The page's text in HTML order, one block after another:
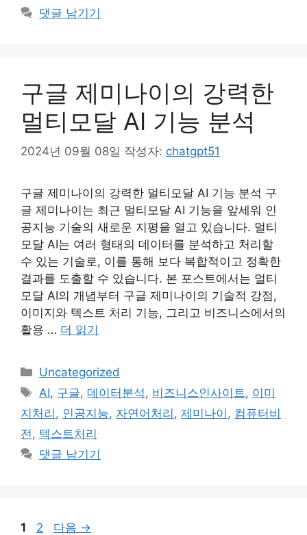
댓글 남기기
구글 제미나이의 강력한
멀티모달 AI 기능 분석
2024년 09월 08일 작성자: chatgpt51
구글 제미나이의 강력한 멀티모달 AI 기능 분석 구
글 제미나이는 최근 멀티모달 AI 기능을 앞세워 인
공지능 기술의 새로운 지평을 열고 있습니다. 멀티
모달 AI는 여러 형태의 데이터를 분석하고 처리할
수 있는 기술로, 이를 통해 보다 복합적이고 정확한
결과를 도출할 수 있습니다. 본 포스트에서는 멀티
모달 AI의 개념부터 구글 제미나이의 기술적 강점,
이미지와 텍스트 처리 기능, 그리고 비즈니스에서의
활용 … 더 읽기
카
테
리
Uncategorized
태
그
AI, 구글,데이터분석, 비즈니스인사이트, 이미
지처리 , 인공지능, 자연어처리 , 제미나이 , 컴퓨터비
전, 텍스트처리
댓글 남기기
페
1 페
2 다음 →